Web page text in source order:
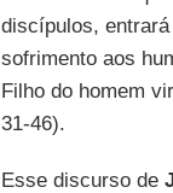
discípulos,
sofrimento aos
Filho do homem
31-46).
Esse discurso de